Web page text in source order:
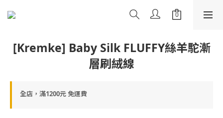
[Kremke] Baby Silk FLUFFY絲羊駝漸
層刷絨線
全店，滿1200元 免運費